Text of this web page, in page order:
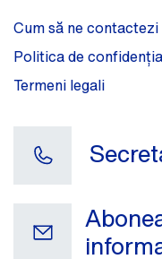
Cum să ne contactezi
Politica de
Termeni legali